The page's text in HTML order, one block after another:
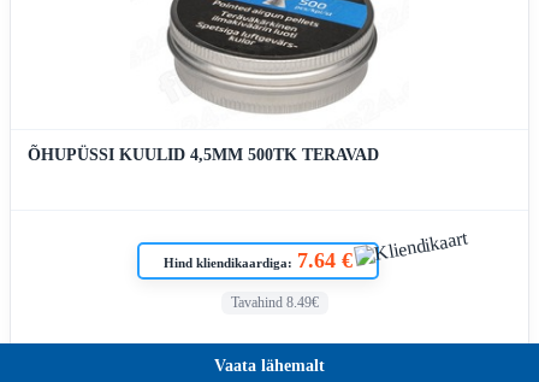
ÕHUPÜSSI KUULID 4,5MM 500TK TERAVAD
Hind kliendikaardiga: 7.64 €
Tavahind 8.49€
Vaata lähemalt